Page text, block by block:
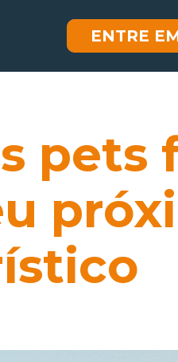
ENTRE
pets